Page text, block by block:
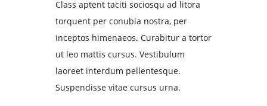
Class aptent taciti sociosqu ad litora
torquent per conubia nostra, per
inceptos himenaeos. Curabitur a tortor
ut leo mattis cursus. Vestibulum
laoreet interdum pellentesque.
Suspendisse vitae cursus urna.